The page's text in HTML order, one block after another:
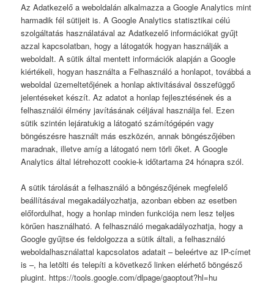
Az Adatkezelő a weboldalán alkalmazza a Google Analytics mint
harmadik fél sütijeit is. A Google Analytics statisztikai célú
szolgáltatás használatával az Adatkezelő információkat gyűjt
azzal kapcsolatban, hogy a látogatók hogyan használják a
weboldalt. A sütik által mentett információk alapján a Google
kiértékeli, hogyan használta a Felhasználó a honlapot, továbbá a
weboldal üzemeltetőjének a honlap aktivitásával összefüggő
jelentéseket készít. Az adatot a honlap fejlesztésének és a
felhasználói élmény javításának céljával használja fel. Ezen
sütik szintén lejáratukig a látogató számítógépén vagy
böngészésre használt más eszközén, annak böngészőjében
maradnak, illetve amíg a látogató nem törli őket. A Google
Analytics által létrehozott cookie-k időtartama 24 hónapra szól.
A sütik tárolását a felhasználó a böngészőjének megfelelő
beállításával megakadályozhatja, azonban ebben az esetben
előfordulhat, hogy a honlap minden funkciója nem lesz teljes
körűen használható. A felhasználó megakadályozhatja, hogy a
Google gyűjtse és feldolgozza a sütik általi, a felhasználó
weboldalhasználattal kapcsolatos adatait – beleértve az IP-címet
is –, ha letölti és telepíti a következő linken elérhető böngésző
plugint. https://tools.google.com/dlpage/gaoptout?hl=hu